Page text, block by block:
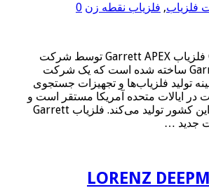
فلزیاب, فلزیاب نقطه زن 0
فلزیاب Garrett APEX فلزیاب Garrett APEX توسط شرکت
Garrett Metal Detectors ساخته شده است که یک شرکت
تولید فلزیاب‌ها و تجهیزات جستجوی
ایالات متحده آمریکا مستقر است و
دستگاه‌های خود را در این کشور تولید می‌کند. فلزیاب Garrett